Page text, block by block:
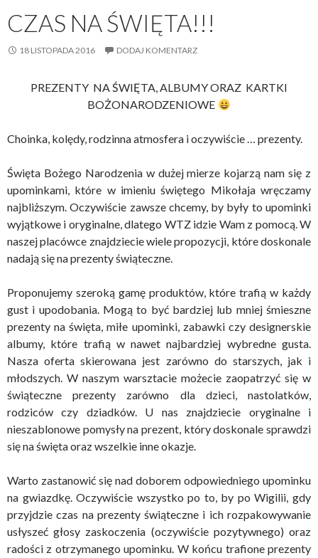
CZAS NA ŚWIĘTA!!!
18 LISTOPADA 2016 DODAJ KOMENTARZ
PREZENTY NA ŚWIĘTA, ALBUMY ORAZ KARTKI
BOŻONARODZENIOWE
Choinka, kolędy, rodzinna atmosfera i oczywiście … prezenty.
Święta Bożego Narodzenia w dużej mierze kojarzą nam się z
upominkami, które w imieniu świętego Mikołaja wręczamy
najbliższym. Oczywiście zawsze chcemy, by były to upominki
wyjątkowe i oryginalne, dlatego WTZ idzie Wam z pomocą. W
naszej placówce znajdziecie wiele propozycji, które doskonale
nadają się na prezenty świąteczne.
Proponujemy szeroką gamę produktów, które trafią w każdy
gust i upodobania. Mogą to być bardziej lub mniej śmieszne
prezenty na święta, miłe upominki, zabawki czy designerskie
albumy, które trafią w nawet najbardziej wybredne gusta.
Nasza oferta skierowana jest zarówno do starszych, jak i
młodszych. W naszym warsztacie możecie zaopatrzyć się w
świąteczne prezenty zarówno dla dzieci, nastolatków,
rodziców czy dziadków. U nas znajdziecie oryginalne i
nieszablonowe pomysły na prezent, który doskonale sprawdzi
się na święta oraz wszelkie inne okazje.
Warto zastanowić się nad doborem odpowiedniego upominku
na gwiazdkę. Oczywiście wszystko po to, by po Wigilii, gdy
przyjdzie czas na prezenty świąteczne i ich rozpakowywanie
usłyszeć głosy zaskoczenia (oczywiście pozytywnego) oraz
radości z otrzymanego upominku. W końcu trafione prezenty